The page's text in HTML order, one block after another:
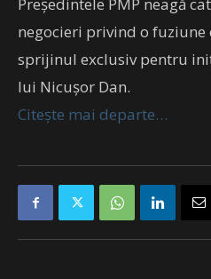
negocieri privind o fuziune
sprijinul exclusiv pentru
lui Nicușor Dan.
Citește mai departe…